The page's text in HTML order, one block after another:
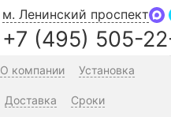
м. Ленинский проспект
+7 (495) 505-
О компании Установка
Доставка Сроки